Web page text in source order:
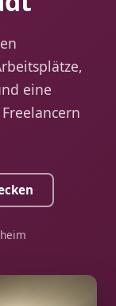
eine